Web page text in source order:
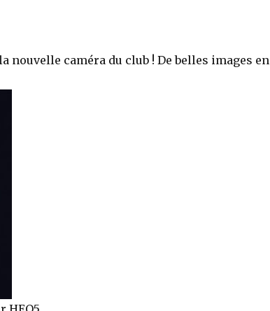
nouvelle caméra du club ! De belles images en